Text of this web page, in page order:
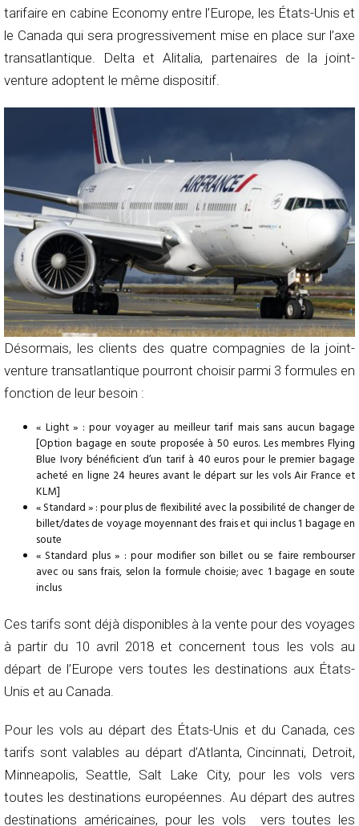
tarifaire en cabine Economy entre l’Europe, les États-Unis et
le Canada qui sera progressivement mise en place sur l’axe
transatlantique. Delta et Alitalia, partenaires de la joint-
venture adoptent le même dispositif.
Désormais, les clients des quatre compagnies de la joint-
venture transatlantique pourront choisir parmi 3 formules en
fonction de leur besoin :
« Light » : pour voyager au meilleur tarif mais sans aucun bagage
[Option bagage en soute proposée à 50 euros. Les membres Flying
Blue Ivory bénéficient d’un tarif à 40 euros pour le premier bagage
acheté en ligne 24 heures avant le départ sur les vols Air France et
KLM]
« Standard » : pour plus de flexibilité avec la possibilité de changer de
billet/dates de voyage moyennant des frais et qui inclus 1 bagage en
soute
« Standard plus » : pour modifier son billet ou se faire rembourser
avec ou sans frais, selon la formule choisie; avec 1 bagage en soute
inclus
Ces tarifs sont déjà disponibles à la vente pour des voyages
à partir du 10 avril 2018 et concernent tous les vols au
départ de l’Europe vers toutes les destinations aux États-
Unis et au Canada.
Pour les vols au départ des États-Unis et du Canada, ces
tarifs sont valables au départ d’Atlanta, Cincinnati, Detroit,
Minneapolis, Seattle, Salt Lake City, pour les vols vers
toutes les destinations européennes. Au départ des autres
destinations américaines, pour les vols vers toutes les